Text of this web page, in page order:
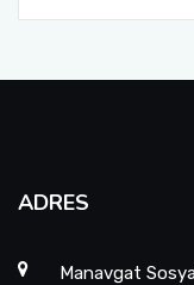
ADRES
Manavgat